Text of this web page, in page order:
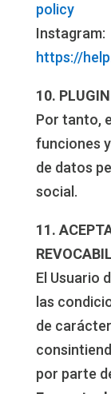
policy
Instagram:
https://
10.
Por tanto,
funciones
de datos
social.
11.
El Usuario
las
de
por parte